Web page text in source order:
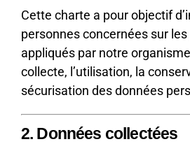
Cette charte a pour objectif
personnes concernées sur
appliqués par notre
collecte, l’utilisation, la
sécurisation des données
2. Données collectées